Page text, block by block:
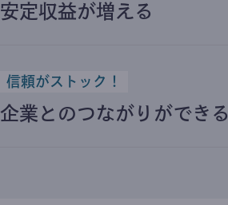
安定収益が増える
信頼がストック！
企業とのつながりができる